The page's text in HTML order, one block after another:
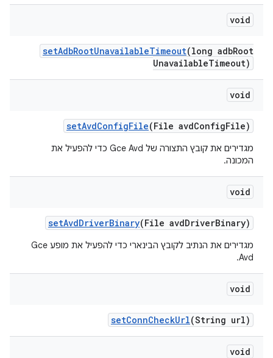
void
setAdbRootUnavailableTimeout(long adbRoot
UnavailableTimeout)
void
setAvdConfigFile(File avdConfigFile)
מגדירים את קובץ התצורה של Gce Avd כדי להפעיל את
המכונה.
void
setAvdDriverBinary(File avdDriverBinary)
מגדירים את הנתיב לקובץ הבינארי כדי להפעיל את מופע Gce
Avd.
void
setConnCheckUrl(String url)
void